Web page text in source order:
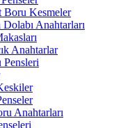
Boru Kesmeler
Anahtarları
Anahtarlar
Anahtarları